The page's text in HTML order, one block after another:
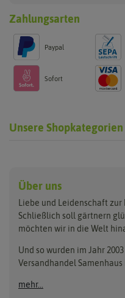
Zahlungsarten
Paypal
Sofort
Unsere
Anzuchtschalen
Erdbeertürme
Folien, Vliese und Netze
Gartengeräte
Nützlinge & Nisthilfen
Benary
Buzzy Seeds
Clever Pots
Dürr-Samen
Über uns
Liebe und Leidenschaft
Schließlich soll gärtnern
möchten wir in die Welt
Und so wurden im Jahr
Versandhandel
mehr...